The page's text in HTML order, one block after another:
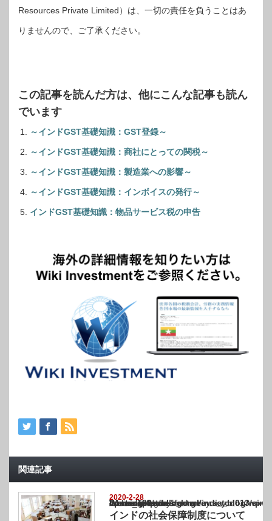
Resources Private Limited）は、一切の責任を負うことはあ
りませんので、ご了承ください。
この記事を読んだ方は、他にこんな記事も読ん
でいます
～インドGST基礎知識：GST登録～
～インドGST基礎知識：商社にとっての関税～
～インドGST基礎知識：製造業への影響～
～インドGST基礎知識：インボイスの発行～
インドGST基礎知識：物品サービス税の申告
関連記事
2020-2-28
Warning
: Undefined array key "show_category" in
/home/netst/kuno-cpa.co.jp/public_html/india_blog/wp-content/themes/
on line183
インドの社会保障制度について